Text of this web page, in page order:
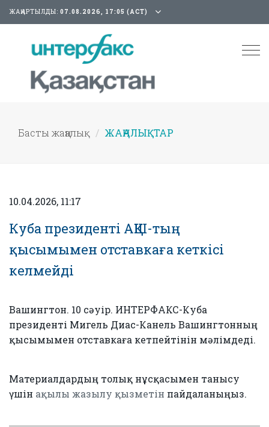
ЖАҢАРТЫЛДЫ: 07.08.2026, 17:05 (АСТ)
Басты жаңалық ЖАҢАЛЫҚТАР
10.04.2026, 11:17
Куба президенті АҚШ-тың
қысымымен отставкаға кеткісі
келмейді
Вашингтон. 10 сәуір. ИНТЕРФАКС-Куба
президенті Мигель Диас-Канель Вашингтонның
қысымымен отставкаға кетпейтінін мәлімдеді.
Материалдардың толық нұсқасымен танысу
үшін ақылы жазылу қызметін пайдаланыңыз.